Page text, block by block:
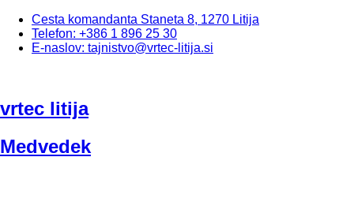
Cesta komandanta Staneta 8, 1270 Litija
Telefon: +386 1 896 25 30
E-naslov: tajnistvo@vrtec-litija.si
vrtec litija
Medvedek